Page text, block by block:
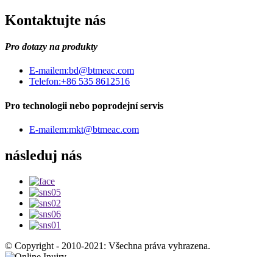
Kontaktujte nás
Pro dotazy na produkty
E-mailem:bd@btmeac.com
Telefon:+86 535 8612516
Pro technologii nebo poprodejní servis
E-mailem:mkt@btmeac.com
následuj nás
© Copyright - 2010-2021: Všechna práva vyhrazena.